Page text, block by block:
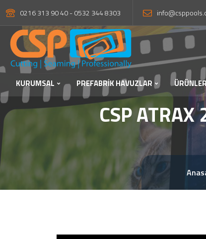
0216 313 90 40 - 0532 344 8303
KURUMSAL PREFABRİK HAVUZLAR
CSP